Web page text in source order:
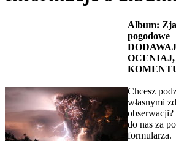
Album:
pogodowe
OCENIAJ,
Chcesz
własnymi
do nas za
formularza.